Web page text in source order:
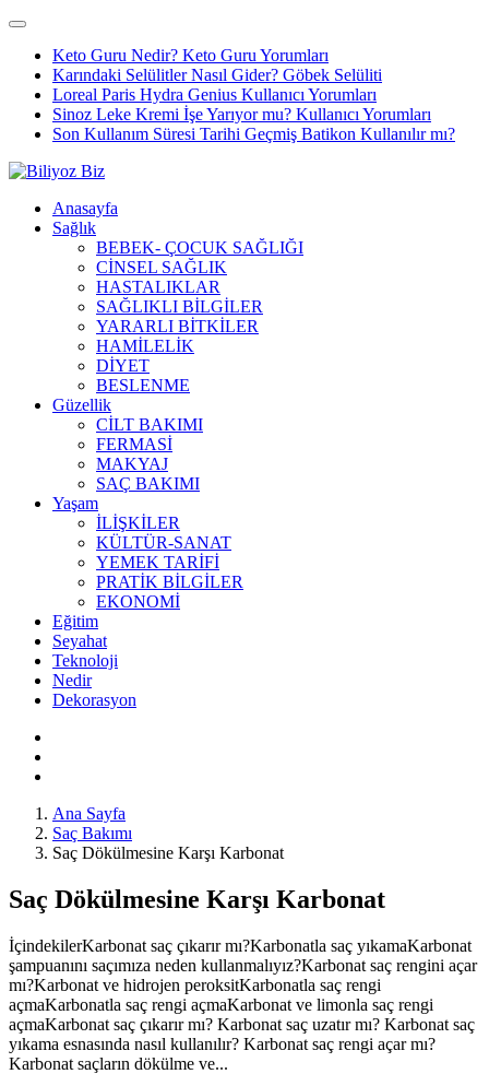
Keto Guru Nedir? Keto Guru Yorumları
Karındaki Selülitler Nasıl Gider? Göbek Selüliti
Loreal Paris Hydra Genius Kullanıcı Yorumları
Sinoz Leke Kremi İşe Yarıyor mu? Kullanıcı Yorumları
Son Kullanım Süresi Tarihi Geçmiş Batikon Kullanılır mı?
Anasayfa
Sağlık
BEBEK- ÇOCUK SAĞLIĞI
CİNSEL SAĞLIK
HASTALIKLAR
SAĞLIKLI BİLGİLER
YARARLI BİTKİLER
HAMİLELİK
DİYET
BESLENME
Güzellik
CİLT BAKIMI
FERMASİ
MAKYAJ
SAÇ BAKIMI
Yaşam
İLİŞKİLER
KÜLTÜR-SANAT
YEMEK TARİFİ
PRATİK BİLGİLER
EKONOMİ
Eğitim
Seyahat
Teknoloji
Nedir
Dekorasyon
Ana Sayfa
Saç Bakımı
Saç Dökülmesine Karşı Karbonat
Saç Dökülmesine Karşı Karbonat
İçindekilerKarbonat saç çıkarır mı?Karbonatla saç yıkamaKarbonat
şampuanını saçımıza neden kullanmalıyız?Karbonat saç rengini açar
mı?Karbonat ve hidrojen peroksitKarbonatla saç rengi
açmaKarbonatla saç rengi açmaKarbonat ve limonla saç rengi
açmaKarbonat saç çıkarır mı? Karbonat saç uzatır mı? Karbonat saç
yıkama esnasında nasıl kullanılır? Karbonat saç rengi açar mı?
Karbonat saçların dökülme ve...